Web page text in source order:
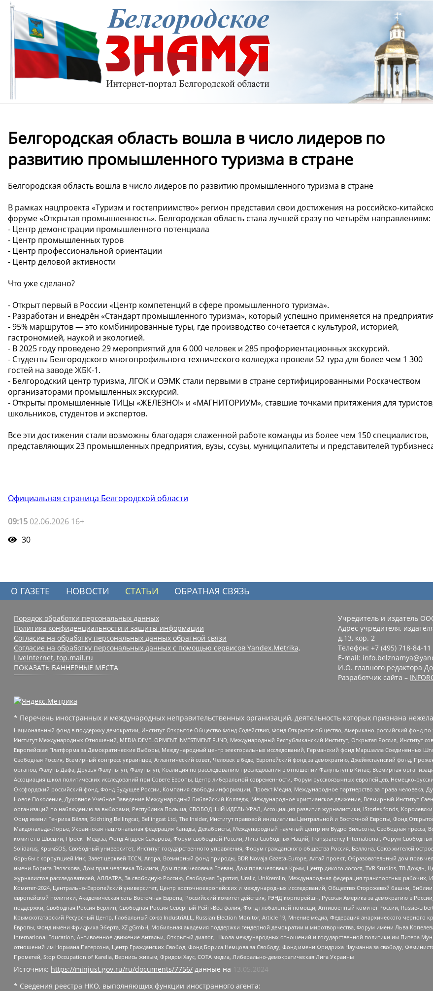
Белгородская область вошла в число лидеров по
развитию промышленного туризма в стране
Белгородская область вошла в число лидеров по развитию промышленного туризма в стране
В рамках нацпроекта «Туризм и гостеприимство» регион представил свои достижения на российско-
форуме «Открытая промышленность». Белгородская область стала лучшей сразу по четырём направлениям:
- Центр демонстрации промышленного потенциала
- Центр промышленных туров
- Центр профессиональной ориентации
- Центр деловой активности
Что уже сделано?
- Открыт первый в России «Центр компетенций в сфере промышленного туризма».
- Разработан и внедрён «Стандарт промышленного туризма», который успешно применяется на
- 95% маршрутов — это комбинированные туры, где производство сочетается с культурой, историей,
гастрономией, наукой и экологией.
- В 2025 году проведено 29 мероприятий для 6 000 человек и 285 профориентационных экскурсий.
- Студенты Белгородского многопрофильного технического колледжа провели 52 тура для более чем 1 300
гостей на заводе ЖБК-1.
- Белгородский центр туризма, ЛГОК и ОЭМК стали первыми в стране сертифицированными Роскачеством
организаторами промышленных экскурсий.
- Открыты промышленные ТИЦы «ЖЕЛЕЗНО!» и «МАГНИТОРИУМ», ставшие точками притяжения для
школьников, студентов и экспертов.
Все эти достижения стали возможны благодаря слаженной работе команды из более чем 150 специалистов,
представляющих 23 промышленных предприятия, вузы, ссузы, муниципалитеты и представителей
Официальная страница Белгородской области
09:15 02.06.2026 16+
30
О ГАЗЕТЕ НОВОСТИ СТАТЬИ ОБРАТНАЯ СВЯЗЬ
Порядок обработки персональных данных
Политика конфиденциальности и защиты информации
Согласие на обработку персональных данных обратной связи
Согласие на обработку персональных данных с помощью сервисов Yandex.Metrika,
LiveInternet, top.mail.ru
ПОКАЗАТЬ БАННЕРНЫЕ МЕСТА
Учредитель и издатель
Адрес учредителя,
д.13, кор. 2
Телефон: +7 (495) 718-84-11
E-mail:
И.О. главного редактора
Разработчик сайта –
* Перечень иностранных и международных неправительственных организаций, деятельность которых признана
Национальный фонд в поддержку демократии, Институт Открытое Общество Фонд Содействия, Фонд Открытое общество, Американо-российский фонд
Институт Международных Отношений, MEDIA DEVELOPMENT INVESTMENT FUND, Международный Республиканский Институт, Открытая Россия, Институт
Европейская Платформа за Демократические Выборы, Международный центр электоральных исследований, Германский фонд Маршалла Соединенных
Свободная Россия, Всемирный конгресс украинцев, Атлантический совет, Человек в беде, Европейский фонд за демократию, Джеймстаунский фонд,
органов, Фалунь Дафа, Друзья Фалуньгун, Фалуньгун, Коалиция по расследованию преследования в отношении Фалуньгун в Китае, Всемирная
Ассоциация школ политических исследований при Совете Европы, Центр либеральной современности, Форум русскоязычных европейцев, Немецко-
Оксфордский российский фонд, Фонд Будущее России, Компания свободы информации, Проект Медиа, Международное партнерство за права человека,
Новое Поколение, Духовное Учебное Заведение Международный Библейский Колледж, Международное христианское движение, Всемирный Институт
организаций по наблюдению за выборами, Республика Польша, СВОБОДНЫЙ ИДЕЛЬ-УРАЛ, Ассоциация развития журналистики, IStories fonds,
Фонд имени Генриха Бёлля, Stichting Bellingcat, Bellingcat Ltd, The Insider, Институт правовой инициативы Центральной и Восточной Европы, Фонд
Макдональда-Лорье, Украинская национальная федерация Канады, Декабристы, Международный научный центр им Вудро Вильсона, Свободная пресса,
комитет в Швеции, Проект Медуза, Фонд Андрея Сахарова, Форум свободной России, Лига Свободных Наций, Transparеncy International, Форум
Solidarus, КрымSOS, Свободный университет, Институт государственного управления, Форум гражданского общества Россия, Беллона, Союз жителей
борьбы с коррупцией Инк, Завет церквей TCCN, Агора, Всемирный фонд природы, BDR Novaja Gazeta-Europe, Алтай проект, Образовательный дом прав
имени Бориса Звозскова, Дом прав человека Тбилиси, Дом прав человека Ереван, Дом прав человека Крым, Центр дикого лосося, TVR Studios, ТВ Дождь,
журналистов расследователей, АЛЛАТРА, За свободную Россию, Свободная Бурятия, Uralic, UnKremlin, Международная федерация транспортных рабочих,
Комитет-2024, Центрально-Европейский университет, Центр восточноевропейских и международных исследований, Общество Сторожевой башни,
европейской политики, Академическая сеть Восточная Европа, Российский комитет действия, РЭНД корпорейшн, Русская Америка за демократию в
поддержки, Свободная Россия Берлин, Свободная Россия Северный Рейн-Вестфалия, Фонд глобальной помощи, Антивоенный комитет России, Russie-
Крымскотатарский Ресурсный Центр, Глобальный союз IndustriALL, Russian Election Monitor, Article 19, Мнение медиа, Федерация анархического черного
Европы, Фонд имени Фридриха Эберта, XZ gGmbH, Мобильная академия поддержки гендерной демократии и миротворчества, Форум имени Льва
International Education, Антивоенное движение Антальи, Открытый диалог, Школа международных отношений и государственной политики им Питера
отношений им Нормана Патерсона, Центр Гражданских Свобод, Фонд Бориса Немцова за Свободу, Фонд имени Фридриха Науманна за свободу,
Прометей, Stop Occupation of Karelia, Вернись живым, Фридом Хаус, СОТА медиа, Либерально-демократическая Лига Украины
Источник: https://minjust.gov.ru/ru/documents/7756/ данные на
13.05.2024
* Сведения реестра НКО, выполняющих функции иностранного агента: